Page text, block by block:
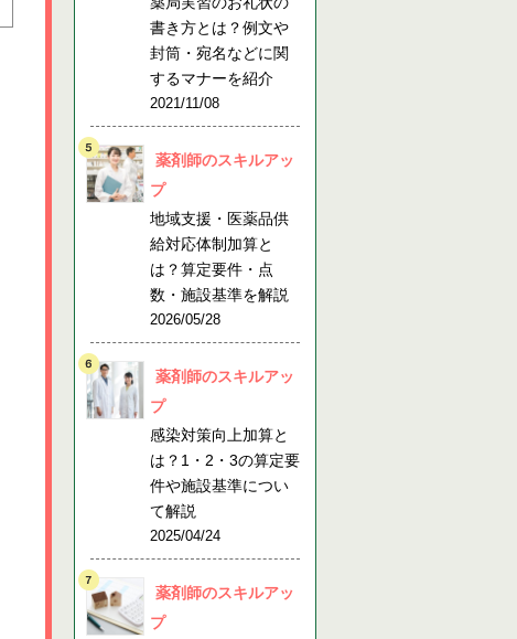
書き方とは？例文や
封筒・宛名などに関
するマナーを紹介
2021/11/08
薬剤師のスキルアッ
プ
地域支援・医薬品供
給対応体制加算と
は？算定要件・点
数・施設基準を解説
2026/05/28
薬剤師のスキルアッ
プ
感染対策向上加算と
は？1・2・3の算定要
件や施設基準につい
て解説
2025/04/24
薬剤師のスキルアッ
プ